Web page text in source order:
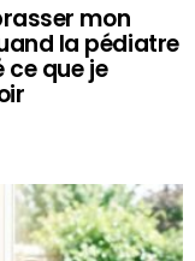
mon
la pédiatre
ce que je